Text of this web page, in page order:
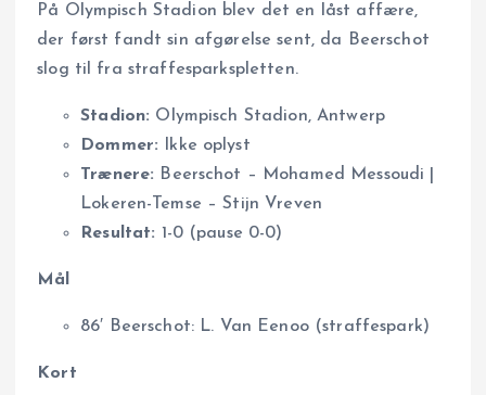
På Olympisch Stadion blev det en låst affære,
der først fandt sin afgørelse sent, da Beerschot
slog til fra straffesparkspletten.
Stadion: Olympisch Stadion, Antwerp
Dommer: Ikke oplyst
Trænere: Beerschot – Mohamed Messoudi |
Lokeren-Temse – Stijn Vreven
Resultat: 1-0 (pause 0-0)
Mål
86′ Beerschot: L. Van Eenoo (straffespark)
Kort